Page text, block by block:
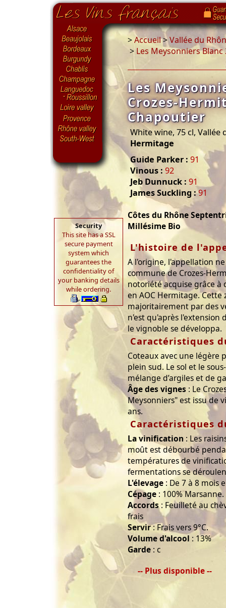
Security
This site has a SSL
secure payment
system which
guarantees the
confidentiality of
your banking details
while ordering.
>Accueil>Vallée du
> Les Meysonniers
Les
Crozes-
Chapoutier
White wine, 75 cl, Vallée
Hermitage
Guide Parker : 91
Vinous : 92
Jeb Dunnuck : 91
James Suckling :91
Côtes du Rhône
Millésime Bio
L'histoire de
A l'origine, l'appellation
commune de Crozes-
notoriété acquise grâce à
en AOC Hermitage.
majoritairement par des
n'est qu'après l'extension
le vignoble se développa.
Caractéristiques
Coteaux avec une légère
plein sud. Le sol et le
mélange d’argiles et de
Âge des vignes : Le
Meysonniers" est issu de
ans.
Caractéristiques
La vinification : Les
moût est débourbé
températures de
fermentations se
L'élevage : De 7 à 8 mois
Cépage : 100% Marsanne.
Accords: Feuilleté au
frais
Servir: Frais vers 9°C.
Volume d'alcool : 13%
Garde : c
-- Plus disponible --